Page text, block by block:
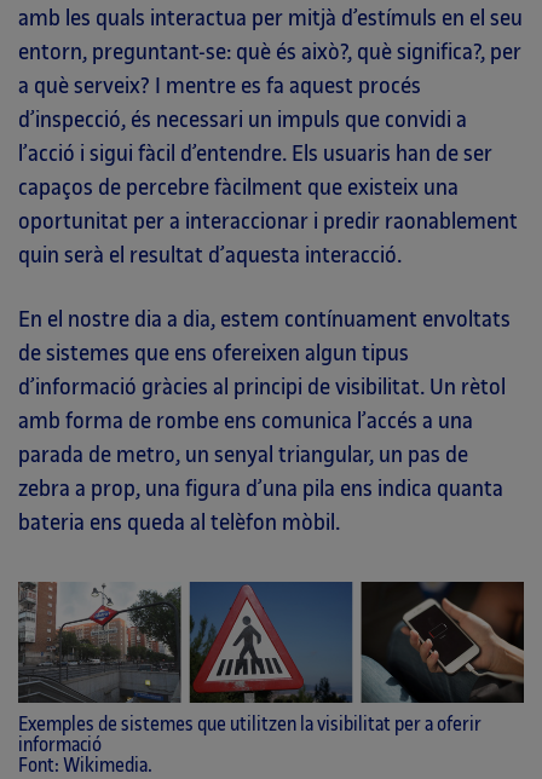
amb les quals interactua per mitjà d’estímuls en el seu
entorn, preguntant-se: què és això?, què significa?, per
a què serveix? I mentre es fa aquest procés
d’inspecció, és necessari un impuls que convidi a
l’acció i sigui fàcil d’entendre. Els usuaris han de ser
capaços de percebre fàcilment que existeix una
oportunitat per a interaccionar i predir raonablement
quin serà el resultat d’aquesta interacció.
En el nostre dia a dia, estem contínuament envoltats
de sistemes que ens ofereixen algun tipus
d’informació gràcies al principi de visibilitat. Un rètol
amb forma de rombe ens comunica l’accés a una
parada de metro, un senyal triangular, un pas de
zebra a prop, una figura d’una pila ens indica quanta
bateria ens queda al telèfon mòbil.
Exemples de sistemes que utilitzen la visibilitat per a oferir
informació
Font: Wikimedia.